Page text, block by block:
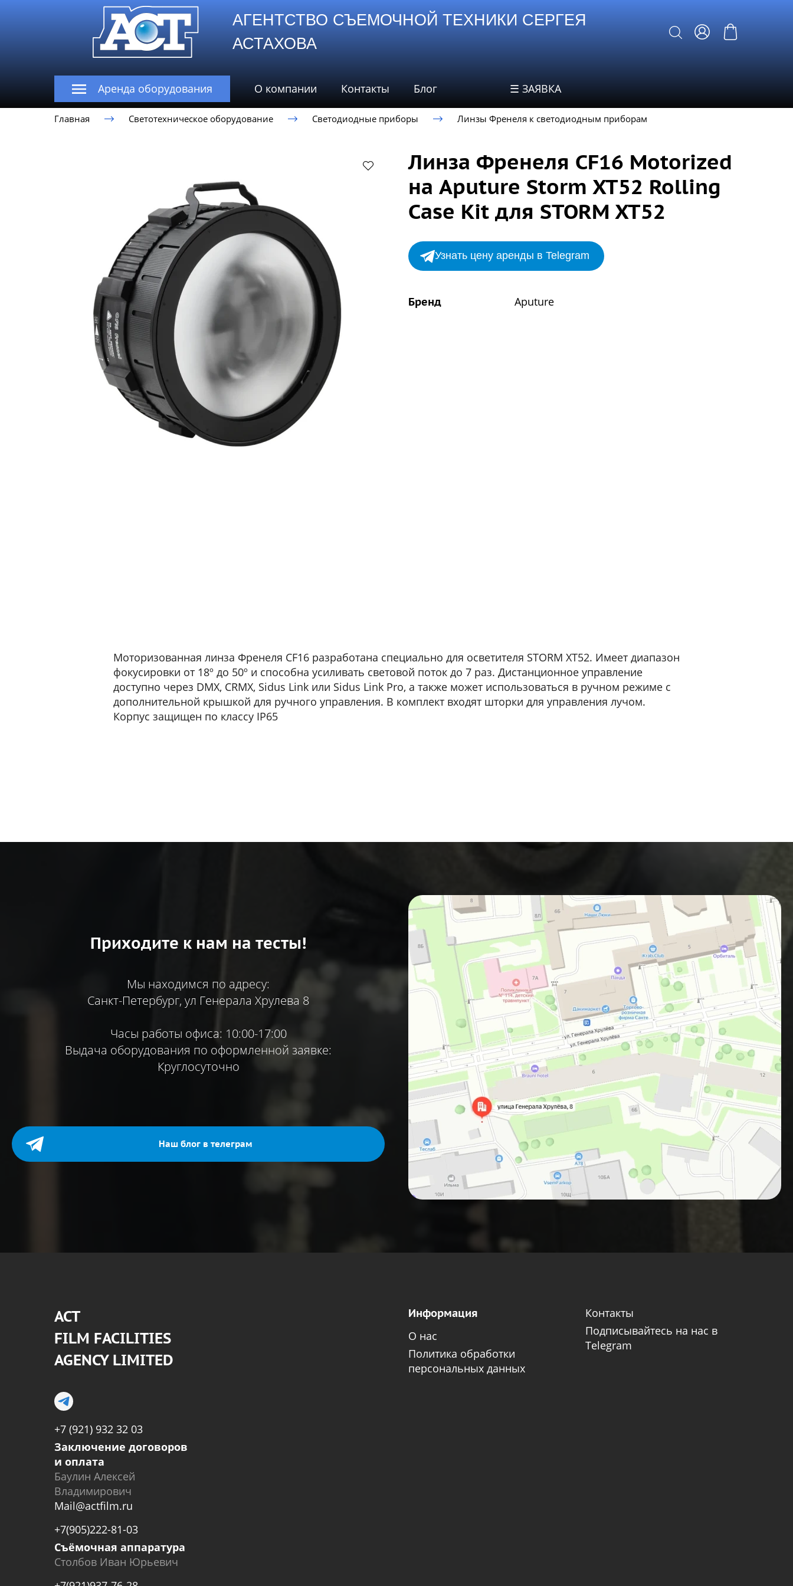
АГЕНТСТВО СЪЕМОЧНОЙ ТЕХНИКИ СЕРГЕЯ
АСТАХОВА
Аренда оборудования О компании Контакты Блог ☰ ЗАЯВКА
Главная Светотехническое оборудование Светодиодные приборы Линзы Френеля к светодиодным приборам
Линза Френеля CF16 Motorized
на Aputure Storm XT52 Rolling
Case Kit для STORM XT52
Узнать цену аренды в Telegram
Бренд Aputure
Моторизованная линза Френеля CF16 разработана специально для осветителя STORM XT52. Имеет диапазон
фокусировки от 18º до 50º и способна усиливать световой поток до 7 раз. Дистанционное управление
доступно через DMX, CRMX, Sidus Link или Sidus Link Pro, а также может использоваться в ручном режиме с
дополнительной крышкой для ручного управления. В комплект входят шторки для управления лучом.
Корпус защищен по классу IP65
Приходите к нам на тесты!
Мы находимся по адресу:
Санкт-Петербург, ул Генерала Хрулева 8
Часы работы офиса: 10:00-17:00
Выдача оборудования по оформленной заявке:
Круглосуточно
Наш блог в телеграм
АСТ
FILM FACILITIES
AGENCY LIMITED
+7 (921) 932 32 03
Заключение договоров
и оплата
Баулин Алексей
Владимирович
Mail@actfilm.ru
+7(905)222-81-03
Съёмочная аппаратура
Столбов Иван Юрьевич
Информация
О нас
Политика обработки
персональных данных
Контакты
Подписывайтесь на нас в
Telegram